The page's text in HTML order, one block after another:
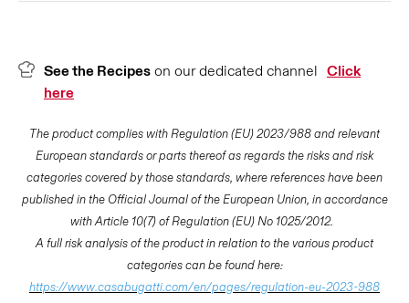
See the Recipes on our dedicated channel Click
here
The product complies with Regulation (EU) 2023/988 and relevant
European standards or parts thereof as regards the risks and risk
categories covered by those standards, where references have been
published in the Official Journal of the European Union, in accordance
with Article 10(7) of Regulation (EU) No 1025/2012.
A full risk analysis of the product in relation to the various product
categories can be found here:
https://www.casabugatti.com/en/pages/regulation-eu-2023-988